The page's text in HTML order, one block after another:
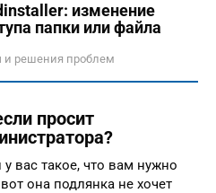
изменение
папки или файла
и решения проблем
просит
вас такое, что вам нужно
она подлянка не хочет